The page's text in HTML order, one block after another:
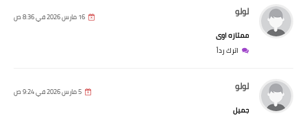
لولو 16 مارس 2026 في 8:36 ص
ممتازه اوى
اترك رداً
لولو 5 مارس 2026 في 9:24 ص
جميل